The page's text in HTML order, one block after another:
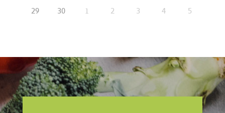
29
30 1 2 3 4 5